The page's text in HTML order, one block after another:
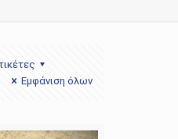
Εμφάνιση όλων